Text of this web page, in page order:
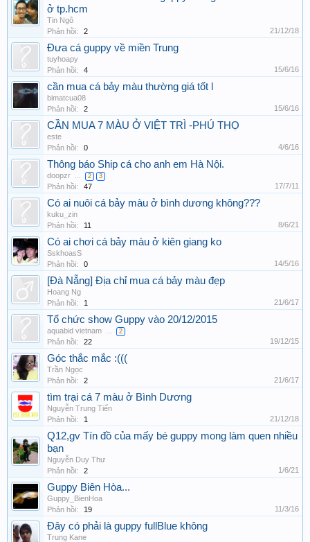
ở tp.hcm
Tin Ngô
Phản hồi:
2 21/12/18
Đưa cá guppy về miền Trung
tuyhoapy
Phản hồi:
4 15/6/16
cần mua cá bảy màu thường giá tốt l
bimatcua08
Phản hồi:
2 15/6/16
CẦN MUA 7 MÀU Ở VIỆT TRÌ -PHÚ THỌ
este
Phản hồi:
0 4/6/16
Thông báo Ship cá cho anh em Hà Nội.
doopzr 2 3
Phản hồi: 47 17/7/11
Có ai nuôi cá bảy màu ở bình dương không???
kuku_zin
Phản hồi:
11 8/6/21
Có ai chơi cá bảy màu ở kiên giang ko
SskhoasS
Phản hồi:
0 14/5/16
[Đà Nẵng] Địa chỉ mua cá bảy màu đẹp
Hoang Ng
Phản hồi:
1 21/6/17
Tổ chức show Guppy vào 20/12/2015
aquabid vietnam 2
Phản hồi: 22 19/12/15
Góc thắc mắc :(((
Trần Ngọc
Phản hồi:
2 21/6/17
tìm trại cá 7 màu ở Bình Dương
Nguyễn Trung Tiến
Phản hồi:
1 21/12/18
Q12,gv Tín đồ của mấy bé guppy mong làm quen nhiều
bạn
Nguyễn Duy Thư
Phản hồi:
2 1/6/21
Guppy Biên Hòa...
Guppy_BienHoa
Phản hồi:
19 11/3/16
Đây có phải là guppy fullBlue không
Trung Kane